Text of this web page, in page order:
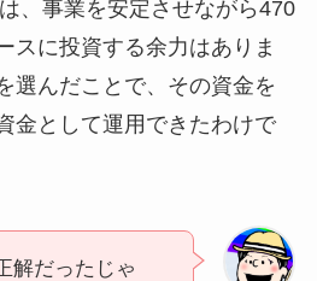
、事業を安定させながら470
スに投資する余力はありま
選んだことで、その資金を
金として運用できたわけで
解だったじゃ